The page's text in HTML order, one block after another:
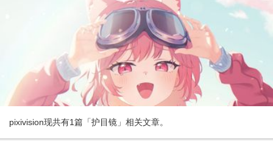
pixivision现共有1篇「护目镜」相关文章。